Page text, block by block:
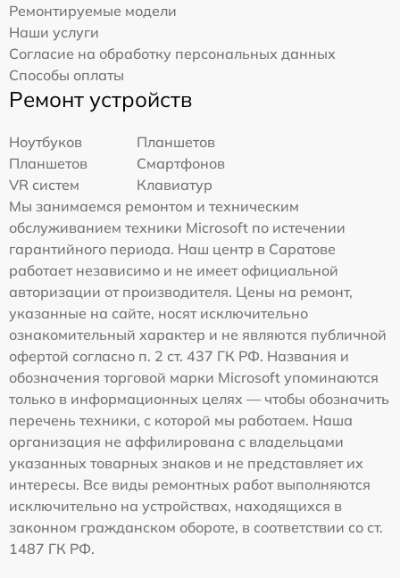
Ремонтируемые модели
Наши услуги
Согласие на обработку персональных данных
Способы оплаты
Ремонт устройств
Ноутбуков
Планшетов
Планшетов
Смартфонов
VR систем
Клавиатур
Мы занимаемся ремонтом и техническим
обслуживанием техники Microsoft по истечении
гарантийного периода. Наш центр в Саратове
работает независимо и не имеет официальной
авторизации от производителя. Цены на ремонт,
указанные на сайте, носят исключительно
ознакомительный характер и не являются публичной
офертой согласно п. 2 ст. 437 ГК РФ. Названия и
обозначения торговой марки Microsoft упоминаются
только в информационных целях — чтобы обозначить
перечень техники, с которой мы работаем. Наша
организация не аффилирована с владельцами
указанных товарных знаков и не представляет их
интересы. Все виды ремонтных работ выполняются
исключительно на устройствах, находящихся в
законном гражданском обороте, в соответствии со ст.
1487 ГК РФ.